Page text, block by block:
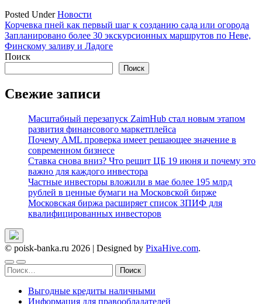
Posted UnderНовости
Навигация
по
записям
Корчевка пней как первый шаг к созданию сада или огорода
Запланировано более 30 экскурсионных маршрутов по Неве,
Финскому заливу и Ладоге
Поиск
Поиск
Свежие записи
Масштабный перезапуск ZaimHub стал новым этапом
развития финансового маркетплейса
Почему AML проверка имеет решающее значение в
современном бизнесе
Ставка снова вниз? Что решит ЦБ 19 июня и почему это
важно для каждого инвестора
Частные инвесторы вложили в мае более 195 млрд
рублей в ценные бумаги на Московской бирже
Московская биржа расширяет список ЗПИФ для
квалифицированных инвесторов
© poisk-banka.ru 2026 | Designed by PixaHive.com.
Найти:
Выгодные кредиты наличными
Информация для правообладателей